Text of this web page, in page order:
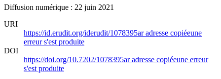
Diffusion numérique : 22 juin 2021
URI
https://id.erudit.org/iderudit/1078395aradresse copiéeune
erreur s'est produite
DOI
https://doi.org/10.7202/1078395aradresse copiéeune erreur
s'est produite